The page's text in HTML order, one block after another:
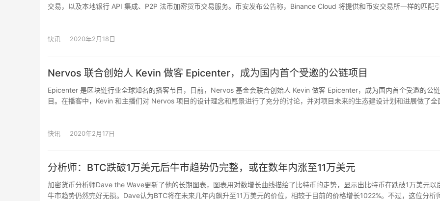
交易，以及本地银行 API 集成、P2P 法币加密货币交易服务。币安发布公告称，Binance Cloud 将提供和币安交易所一样的匹配
金、交易对和上架代币清单，以及多语言支持，并与币安全球交易所进行深度共享，以及生态系统合作的机会。未来，币安还计划
快讯 2020年2月18日
Nervos 联合创始人 Kevin 做客 Epicenter，成为国内首个受邀的公链项目
Epicenter 是区块链行业全球知名的播客节目，日前，Nervos 基金会联合创始人 Kevin 做客 Epicenter，成为国内首个受邀的公
目。在播客中，Kevin 和主播们对 Nervos 项目的设计理念和愿景进行了充分的讨论，并对项目未来的生态建设计划和进展做了全
Epicenter 于 2013 年开播，致力于给行业人士带来独特的观点，同时揭示区块链的现状和行业趋势，现已成为行业中最知名的播
快讯 2020年2月17日
分析师：BTC跌破1万美元后牛市趋势仍完整，或在数年内涨至11万美元
加密货币分析师Dave the Wave更新了他的长期图表，图表用对数增长曲线描绘了比特币的走势，显示出比特币在跌破1万美元以
牛市趋势仍然完好无损。Dave认为BTC将在未来几年内飙升至11万美元的价位，相较于目前的价格增长1022%。不过，这位分析